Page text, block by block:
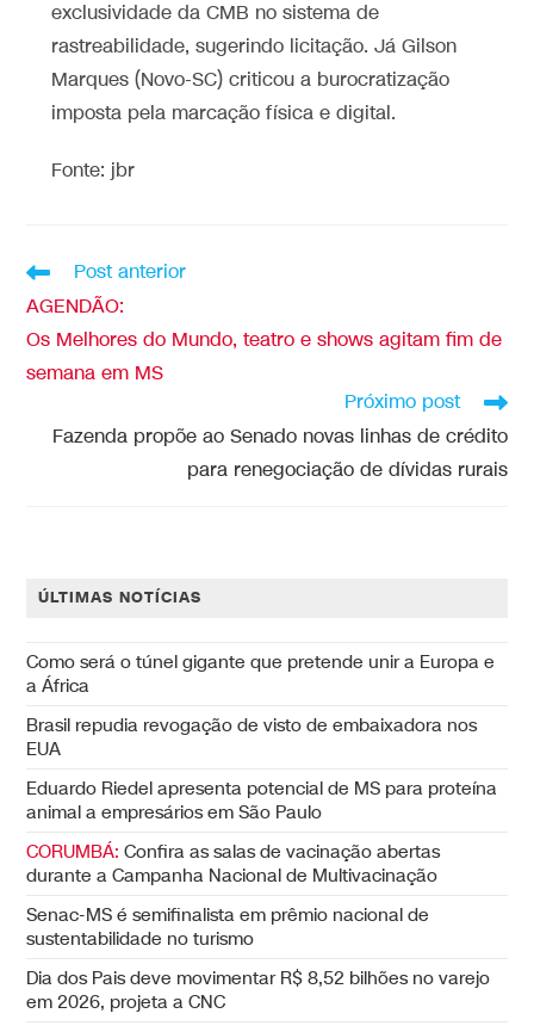
exclusividade da CMB no sistema de
rastreabilidade, sugerindo licitação. Já Gilson
Marques (Novo-SC) criticou a burocratização
imposta pela marcação física e digital.
Fonte: jbr
Post anterior
AGENDÃO:
Os Melhores do Mundo, teatro e shows agitam fim de
semana em MS
Próximo post
Fazenda propõe ao Senado novas linhas de crédito
para renegociação de dívidas rurais
ÚLTIMAS NOTÍCIAS
Como será o túnel gigante que pretende unir a Europa e
a África
Brasil repudia revogação de visto de embaixadora nos
EUA
Eduardo Riedel apresenta potencial de MS para proteína
animal a empresários em São Paulo
CORUMBÁ: Confira as salas de vacinação abertas
durante a Campanha Nacional de Multivacinação
Senac-MS é semifinalista em prêmio nacional de
sustentabilidade no turismo
Dia dos Pais deve movimentar R$ 8,52 bilhões no varejo
em 2026, projeta a CNC